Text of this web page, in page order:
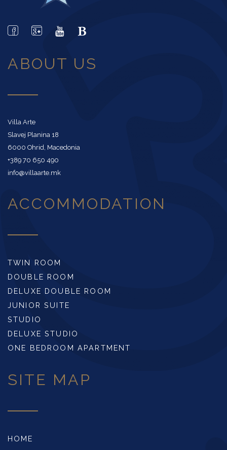
ABOUT US
Villa Arte
Slavej Planina 18
6000 Ohrid, Macedonia
+389 70 650 490
info@villaarte.mk
ACCOMMODATION
TWIN ROOM
DOUBLE ROOM
DELUXE DOUBLE ROOM
JUNIOR SUITE
STUDIO
DELUXE STUDIO
ONE BEDROOM APARTMENT
SITE MAP
HOME